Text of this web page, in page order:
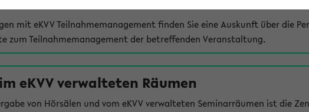
mit eKVV Teilnahmemanagement finden Sie eine Auskunft über die
zum Teilnahmemanagement der betreffenden Veranstaltung.
eKVV verwalteten Räumen
von Hörsälen und vom eKVV verwalteten Seminarräumen ist die